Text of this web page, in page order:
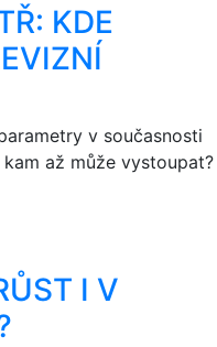
KDE
v současnosti
až může vystoupat?
I V